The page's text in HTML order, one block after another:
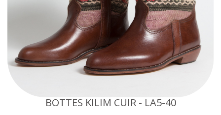
BOTTES KILIM CUIR - LA5-40